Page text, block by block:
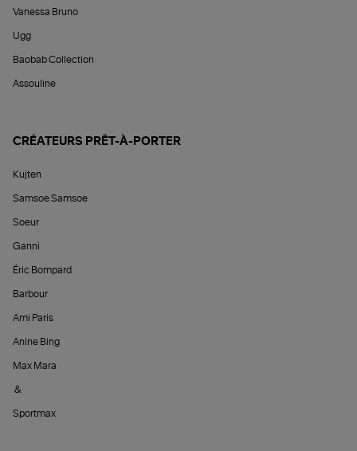
Vanessa Bruno
Ugg
Baobab Collection
Assouline
CRÉATEURS PRÊT-À-PORTER
Kujten
Samsoe Samsoe
Soeur
Ganni
Éric Bompard
Barbour
Ami Paris
Anine Bing
Max Mara
&
Sportmax